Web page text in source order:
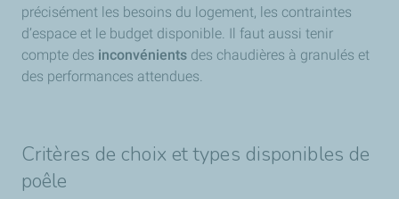
précisément les besoins du logement, les contraintes
d’espace et le budget disponible. Il faut aussi tenir
compte des inconvénients des chaudières à granulés et
des performances attendues.
Critères de choix et types disponibles de
poêle